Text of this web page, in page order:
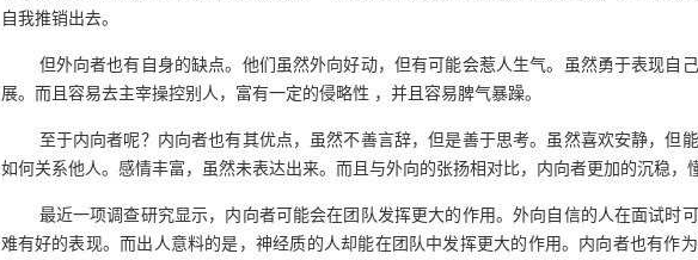
自我推销出去。
但外向者也有自身的缺点。他们虽然外向好动，但有可能会惹人生气。虽然勇于表现自
展。而且容易去主宰操控别人，富有一定的侵略性 ，并且容易脾气暴躁。
至于内向者呢？内向者也有其优点，虽然不善言辞，但是善于思考。虽然喜欢安静，但
如何关系他人。感情丰富，虽然未表达出来。而且与外向的张扬相对比，内向者更加的沉稳，
最近一项调查研究显示，内向者可能会在团队发挥更大的作用。外向自信的人在面试时
难有好的表现。而出人意料的是，神经质的人却能在团队中发挥更大的作用。内向者也有作